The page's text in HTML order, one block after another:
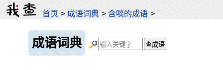
首页 > 成语词典 >含啖的成语 >
成语词典